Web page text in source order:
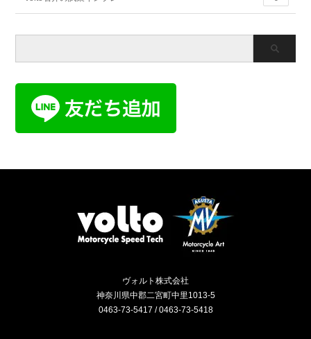
ヴォルト株式会社
神奈川県中郡二宮町中里1013-5
0463-73-5417 / 0463-73-5418